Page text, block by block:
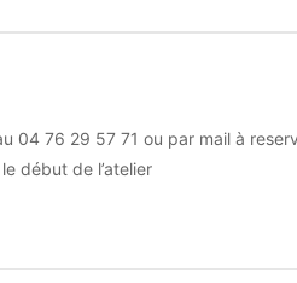
04 76 29 57 71 ou par mail à
début de l’atelier